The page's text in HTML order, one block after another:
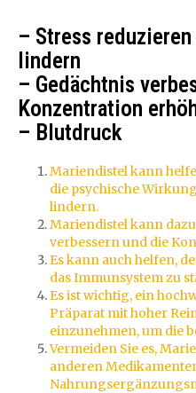
– Stress
lindern
– Gedächtnis
Konzentration
– Blutdruck
Mariendistel kann
die psychische
lindern.
Mariendistel kann
verbessern und die
Es kann auch helfen,
das Immunsystem zu
Es ist wichtig, ein
Präparat mit hoher
einzunehmen, um die
Vermeiden Sie es,
anderen